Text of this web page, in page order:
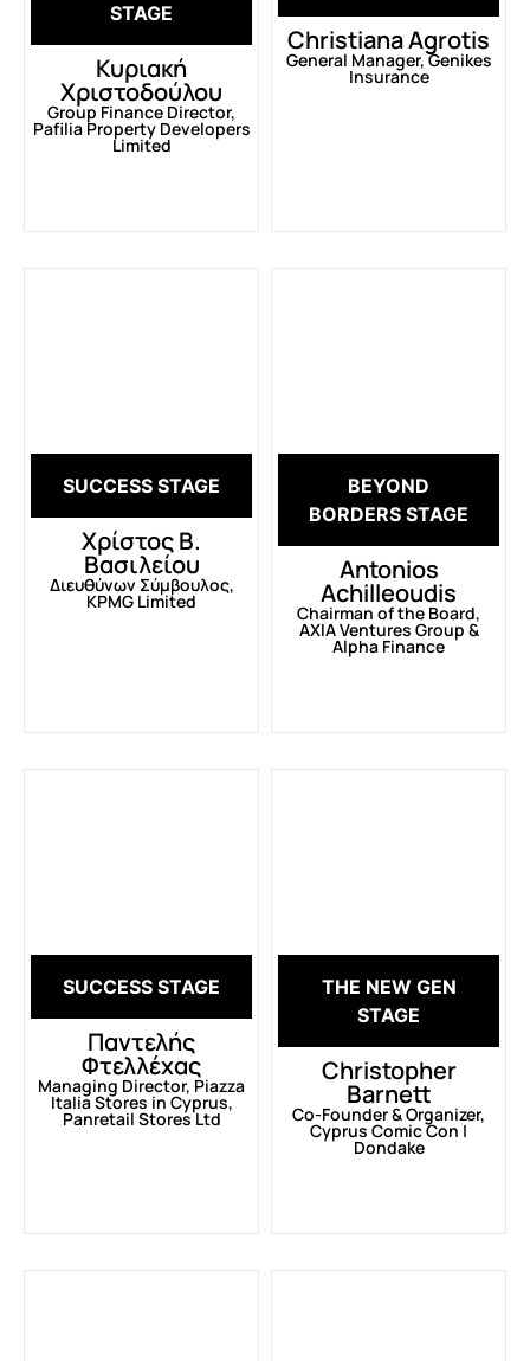
STAGE
Κυριακή
Χριστοδούλου
Group Finance Director,
Pafilia Property Developers
Limited
Christiana Agrotis
General Manager, Genikes
Insurance
SUCCESS STAGE
Χρίστος Β.
Βασιλείου
Διευθύνων Σύμβουλος,
KPMG Limited
BEYOND
BORDERS STAGE
Antonios
Achilleoudis
Chairman of the Board,
AXIA Ventures Group &
Alpha Finance
SUCCESS STAGE
Παντελής
Φτελλέχας
Managing Director, Piazza
Italia Stores in Cyprus,
Panretail Stores Ltd
THE NEW GEN
STAGE
Christopher
Barnett
Co-Founder & Organizer,
Cyprus Comic Con |
Dondake